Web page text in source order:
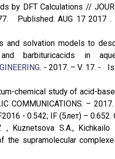
by DFT Calculations //
Published: AUG 17 2017 .
and solvation models to
barbituricacids in
. - 2017. – V. 17. -
chemical study of acid-
COMMUNICATIONS. – 2017.
- 0.542; IF (5лет) – 0.652.
, Kuznetsova S.A., Kichkailo
the supramolecular